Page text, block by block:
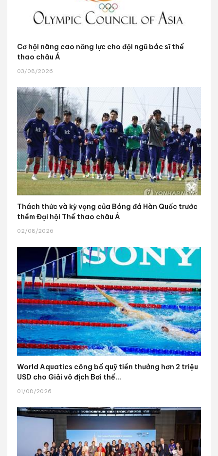
Cơ hội nâng cao năng lực cho đội ngũ bác sĩ thể
thao châu Á
03/08/2026
Thách thức và kỳ vọng của Bóng đá Hàn Quốc trước
thềm Đại hội Thể thao châu Á
02/08/2026
World Aquatics công bố quỹ tiền thưởng hơn 2 triệu
USD cho Giải vô địch Bơi thế...
01/08/2026